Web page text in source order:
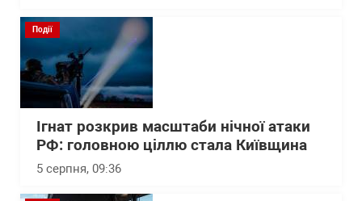
Події
Ігнат розкрив масштаби нічної атаки
РФ: головною ціллю стала Київщина
5 серпня, 09:36